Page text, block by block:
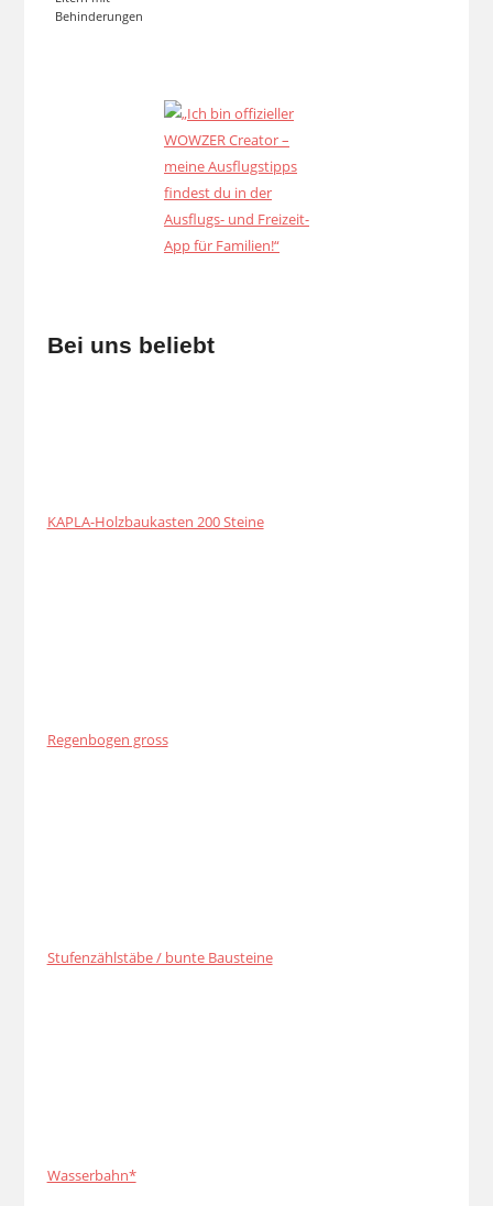
Behinderungen
Bei uns beliebt
KAPLA-Holzbaukasten 200 Steine
Regenbogen gross
Stufenzählstäbe / bunte Bausteine
Wasserbahn*